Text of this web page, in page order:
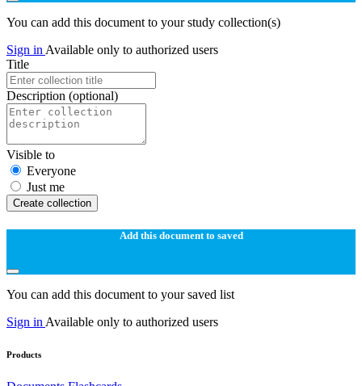
You can add this document to your study collection(s)
Sign in Available only to authorized users
Title
Description (optional)
Visible to
Everyone
Just me
Create collection
Add this document to saved
You can add this document to your saved list
Sign in Available only to authorized users
Products